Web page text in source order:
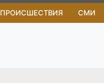
ПРОИСШЕСТВИЯ СМИ